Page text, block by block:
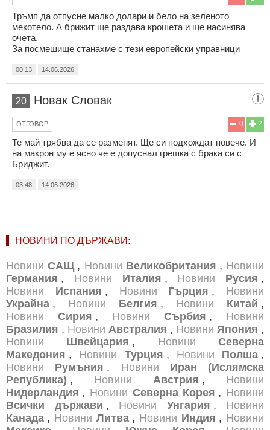
Тръмп да отпусне малко долари и бело на зеленото
мекотело. А брижит ще раздава крошета и ще насинява
очета.
За посмешище станахме с тези европейски управници
00:13 14.06.2026
20 Новак Словак
2
0
ОТГОВОР
Те май трябва да се разменят. Ще си подхождат повече. И
на макрон му е ясно че е допуснал грешка с брака си с
Бриджит.
03:48 14.06.2026
НОВИНИ ПО ДЪРЖАВИ:
Новини САЩ , Новини Великобритания , Новини
Германия , Новини Италия , Новини Русия ,
Новини
Испания , Новини Гърция , Новини
Украйна , Новини Белгия , Новини Китай ,
Новини
Сирия , Новини Сърбия , Новини
Бразилия , Новини Австралия , Новини Япония ,
Новини
Швейцария , Новини
Северна
Македония , Новини Турция , Новини Полша ,
Новини
Румъния , Новини
Иран (Ислямска
Република) , Новини Австрия , Новини
Нидерландия , Новини Северна Корея , Новини
Всички държави , Новини Унгария , Новини
Канада , Новини Литва , Новини Индия , Новини